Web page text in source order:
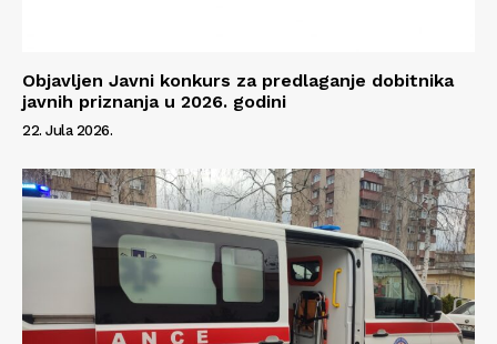
Objavljen Javni konkurs za predlaganje dobitnika
javnih priznanja u 2026. godini
22. Jula 2026.